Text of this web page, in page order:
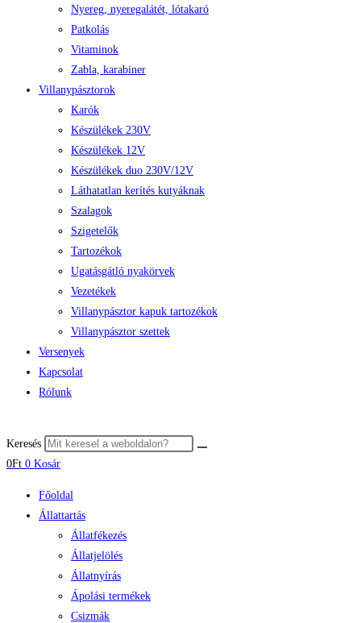
Nyereg, nyeregalátét, lótakaró
Patkolás
Vitaminok
Zabla, karabiner
Villanypásztorok
Karók
Készülékek 230V
Készülékek 12V
Készülékek duo 230V/12V
Láthatatlan kerítés kutyáknak
Szalagok
Szigetelők
Tartozékok
Ugatásgátló nyakörvek
Vezetékek
Villanypásztor kapuk tartozékok
Villanypásztor szettek
Versenyek
Kapcsolat
Rólunk
Keresés
0Ft 0 Kosár
Főoldal
Állattartás
Állatfékezés
Állatjelölés
Állatnyírás
Ápolási termékek
Csizmák